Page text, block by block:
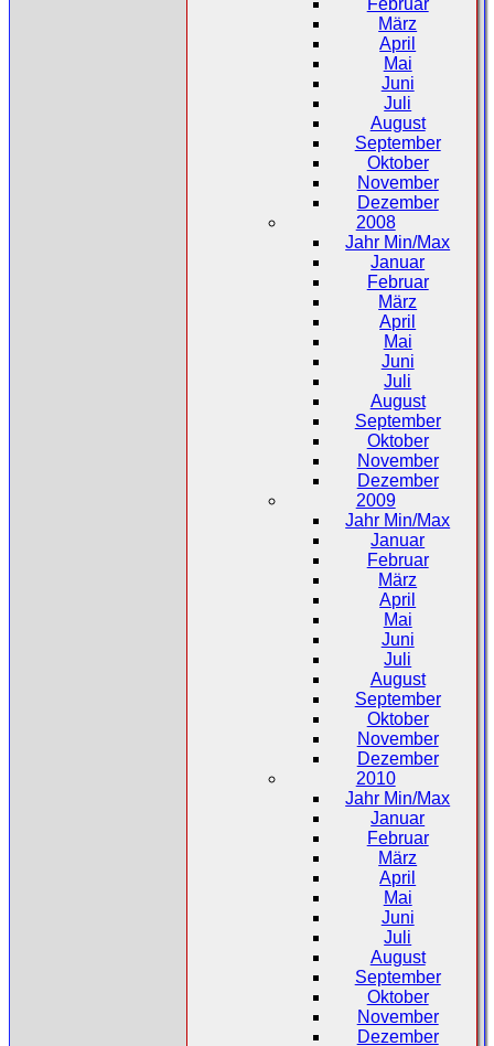
März
April
Mai
Juni
Juli
August
September
Oktober
November
Dezember
2008
Jahr Min/Max
Januar
Februar
März
April
Mai
Juni
Juli
August
September
Oktober
November
Dezember
2009
Jahr Min/Max
Januar
Februar
März
April
Mai
Juni
Juli
August
September
Oktober
November
Dezember
2010
Jahr Min/Max
Januar
Februar
März
April
Mai
Juni
Juli
August
September
Oktober
November
Dezember